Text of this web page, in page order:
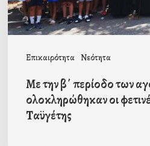
Επικαιρότητα Νεότητα
οι
φετινές
Με την β΄ περίοδο των
ολοκληρώθηκαν οι
Ταϋγέτης